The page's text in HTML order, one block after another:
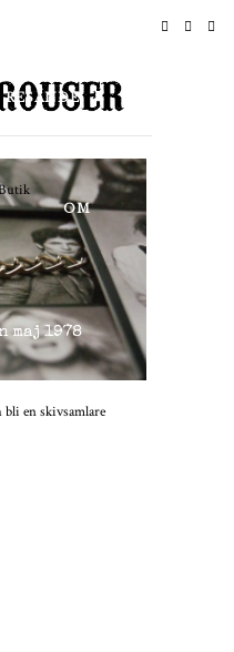
RESANDE
OM
maj 1978